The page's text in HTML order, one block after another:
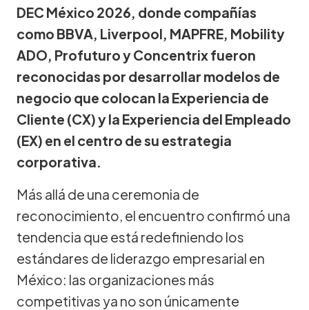
DEC México 2026, donde compañías
como BBVA, Liverpool, MAPFRE, Mobility
ADO, Profuturo y Concentrix fueron
reconocidas por desarrollar modelos de
negocio que colocan la Experiencia de
Cliente (CX) y la Experiencia del Empleado
(EX) en el centro de su estrategia
corporativa.
Más allá de una ceremonia de
reconocimiento, el encuentro confirmó una
tendencia que está redefiniendo los
estándares de liderazgo empresarial en
México: las organizaciones más
competitivas ya no son únicamente